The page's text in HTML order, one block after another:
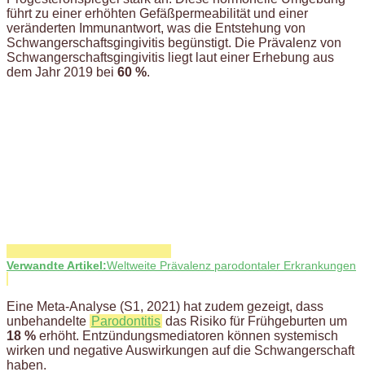
führt zu einer erhöhten Gefäßpermeabilität und einer
veränderten Immunantwort, was die Entstehung von
Schwangerschaftsgingivitis begünstigt. Die Prävalenz von
Schwangerschaftsgingivitis liegt laut einer Erhebung aus
dem Jahr 2019 bei 60 %.
Verwandte Artikel:Weltweite Prävalenz parodontaler Erkrankungen
Eine Meta-Analyse (S1, 2021) hat zudem gezeigt, dass
unbehandelte Parodontitis das Risiko für Frühgeburten um
18 % erhöht. Entzündungsmediatoren können systemisch
wirken und negative Auswirkungen auf die Schwangerschaft
haben.